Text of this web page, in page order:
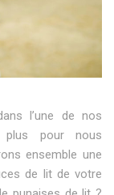
l’une de nos
plus pour nous
ensemble une
de lit de votre